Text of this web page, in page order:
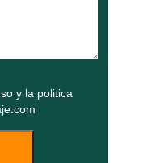
y la politica